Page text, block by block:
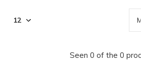
Seen 0 of the 0